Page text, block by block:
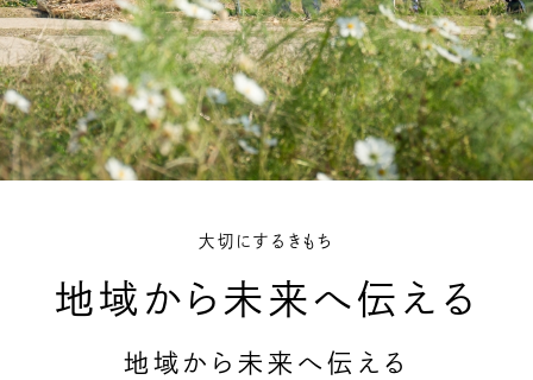
大切にするきもち
地域から未来へ伝える
地域から未来へ伝える